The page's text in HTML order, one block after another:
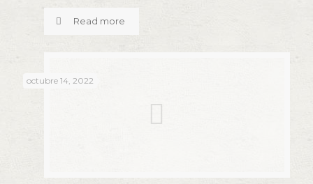
Read more
octubre 14, 2022